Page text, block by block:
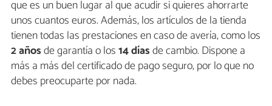
que es un buen lugar al que acudir si quieres ahorrarte
unos cuantos euros. Además, los artículos de la tienda
tienen todas las prestaciones en caso de avería, como los
2 añosde garantía o los14 díasde cambio. Dispone a
más a más del certificado de pago seguro, por lo que no
debes preocuparte por nada.